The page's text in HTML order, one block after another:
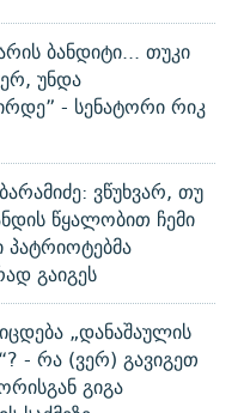
ბანდიტი... თუკი
უნდა
- სენატორი რიკ
ვწუხვარ, თუ
წყალობით ჩემი
პატრიოტებმა
გაიგეს
„დანაშაულის
- რა (ვერ) გავიგეთ
გიგა